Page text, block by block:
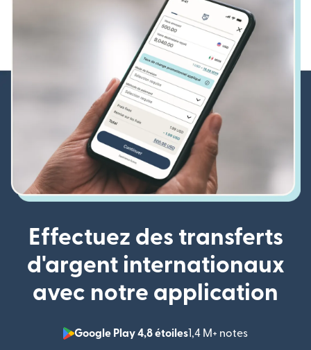
Effectuez des transferts
d'argent internationaux
avec notre application
Google Play 4,8 étoiles1,4 M+ notes